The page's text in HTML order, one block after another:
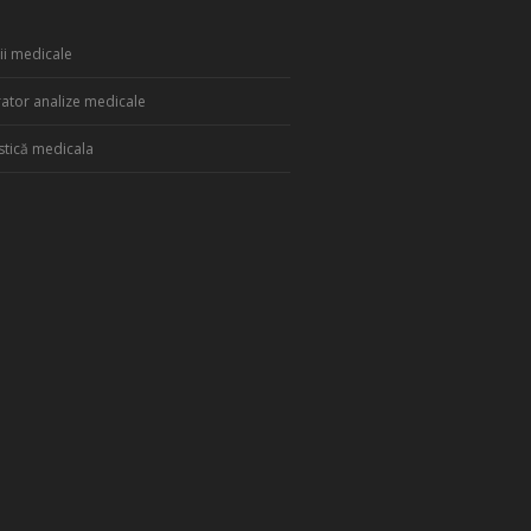
medicale
analize medicale
medicala